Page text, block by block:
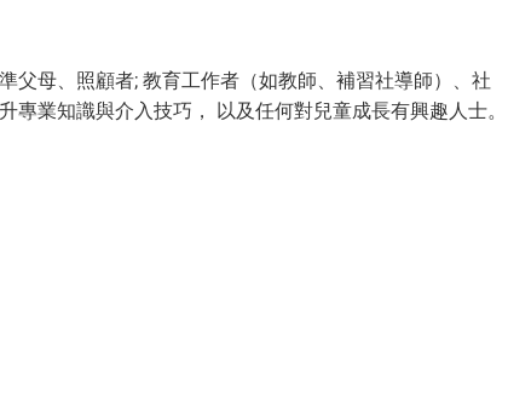
父母、照顧者; 教育工作者（如教師、補習社導師）、社
專業知識與介入技巧， 以及任何對兒童成長有興趣人士。